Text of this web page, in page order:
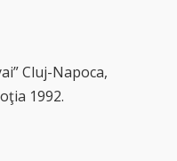
Cluj-Napoca,
1992.